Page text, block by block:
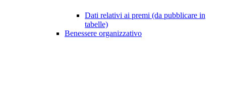
Dati relativi ai premi (da pubblicare in
tabelle)
Benessere organizzativo